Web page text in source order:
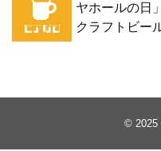
ヤホールの日
クラフトビー
© 2025